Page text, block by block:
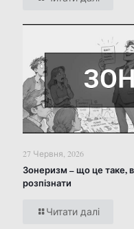
27 Червня, 2026
Зонеризм – що це таке,
розпізнати
Читати далі